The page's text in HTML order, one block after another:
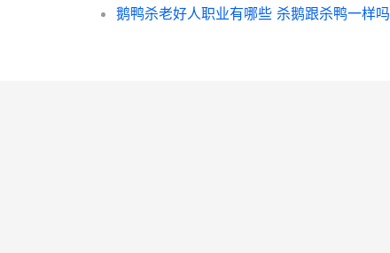
鹅鸭杀老好人职业有哪些 杀鹅跟杀鸭一样吗